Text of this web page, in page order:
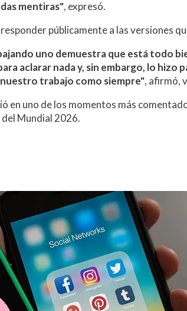
mentiras", expresó.
públicamente a las versiones
uno demuestra que está todo
aclarar nada y, sin embargo, lo hizo
trabajo como siempre", afirmó,
en uno de los momentos más
Mundial 2026.